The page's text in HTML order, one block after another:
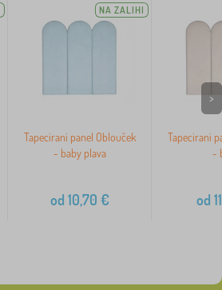
NA ZALIHI
Tapecirani panel Oblouček
- baby plava
od 10,70 €
Tapecirani
-
od
>